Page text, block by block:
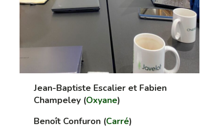
Jean-Baptiste Escalier et Fabien
Champeley (Oxyane)
Benoît Confuron (Carré)